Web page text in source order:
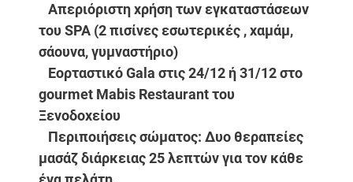
Απεριόριστη xρήση των εγκαταστάσεων
του SPA (2 πισίνες εσωτερικές , χαμάμ,
σάουνα, γυμναστήριο)
Εορταστικό Gala στις 24/12 ή 31/12 στο
gourmet Mabis Restaurant του
Ξενοδοχείου
Περιποιήσεις σώματος: Δυο θεραπείες
μασάζ διάρκειας 25 λεπτών για τον κάθε